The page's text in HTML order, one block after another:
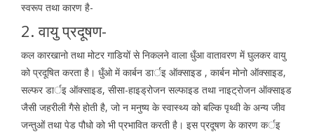
स्वरूप तथा कारण है-
2. वायु प्रदूषण-
कल कारखानो तथा मोटर गाडियों से निकलने वाला धुँआ वातावरण में घुलकर वायु
को प्रदूषित करता है। धुँओ में कार्बन डार्इ ऑक्साइड , कार्बन मोनो ऑक्साइड,
सल्फर डार्इ ऑक्साइड, सीसा-हाइड्रोजन सल्फाइड तथा नाइट्रोजन ऑक्साइड
जैसी जहरीली गैसे होती है, जो न मनुष्य के स्वास्थ्य को बल्कि पृथ्वी के अन्य जीव
जन्तुओं तथा पेड पौधो को भी प्रभावित करती है। इस प्रदूषण के कारण कर्इ